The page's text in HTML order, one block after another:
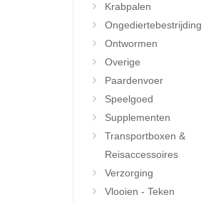
Krabpalen
Ongediertebestrijding
Ontwormen
Overige
Paardenvoer
Speelgoed
Supplementen
Transportboxen &
Reisaccessoires
Verzorging
Vlooien - Teken